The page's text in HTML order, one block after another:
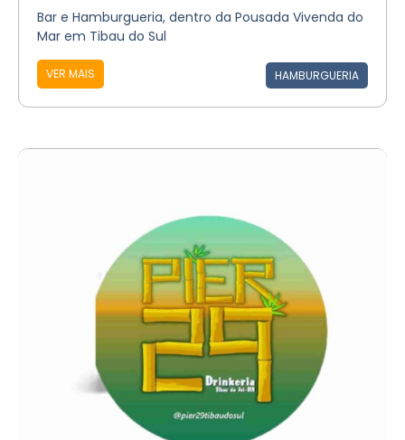
Bar e Hamburgueria, dentro da Pousada Vivenda do
Mar em Tibau do Sul
VER MAIS HAMBURGUERIA